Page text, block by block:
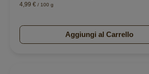
4,99 € / 100 g
Aggiungi al Carrello